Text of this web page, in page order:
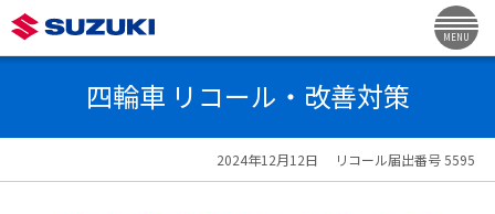
MENU
四輪車 リコール・改善対策
2024年12月12日 リコール届出番号 5595